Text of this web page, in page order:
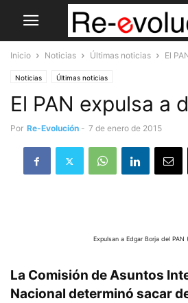
Inicio Noticias Últimas noticias El
Noticias Últimas noticias
El PAN expulsa a
Por Re-Evolución - 7 de enero de 2015
Expulsan a Edgar Borja del PAN
La Comisión de Asuntos
Nacional determinó sacar